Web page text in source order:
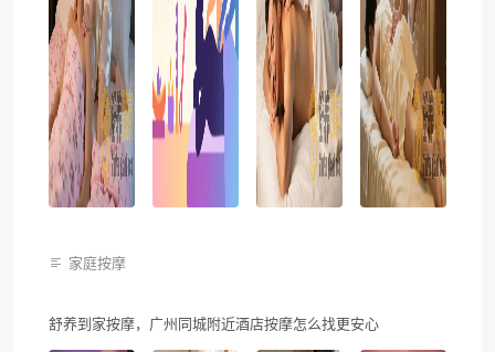
家庭按摩
舒养到家按摩，广州同城附近酒店按摩怎么找更安心